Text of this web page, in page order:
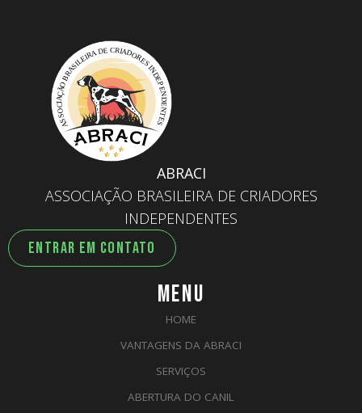
ABRACI
ASSOCIAÇÃO BRASILEIRA DE CRIADORES
INDEPENDENTES
ENTRAR EM CONTATO
MENU
HOME
VANTAGENS DA ABRACI
SERVIÇOS
ABERTURA DO CANIL